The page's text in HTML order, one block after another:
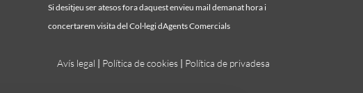
Si desitjeu ser atesos fora daquest envieu mail demanat hora i
concertarem visita del Col·legi dAgents Comercials
Avís legal | Política de cookies| Política de privadesa